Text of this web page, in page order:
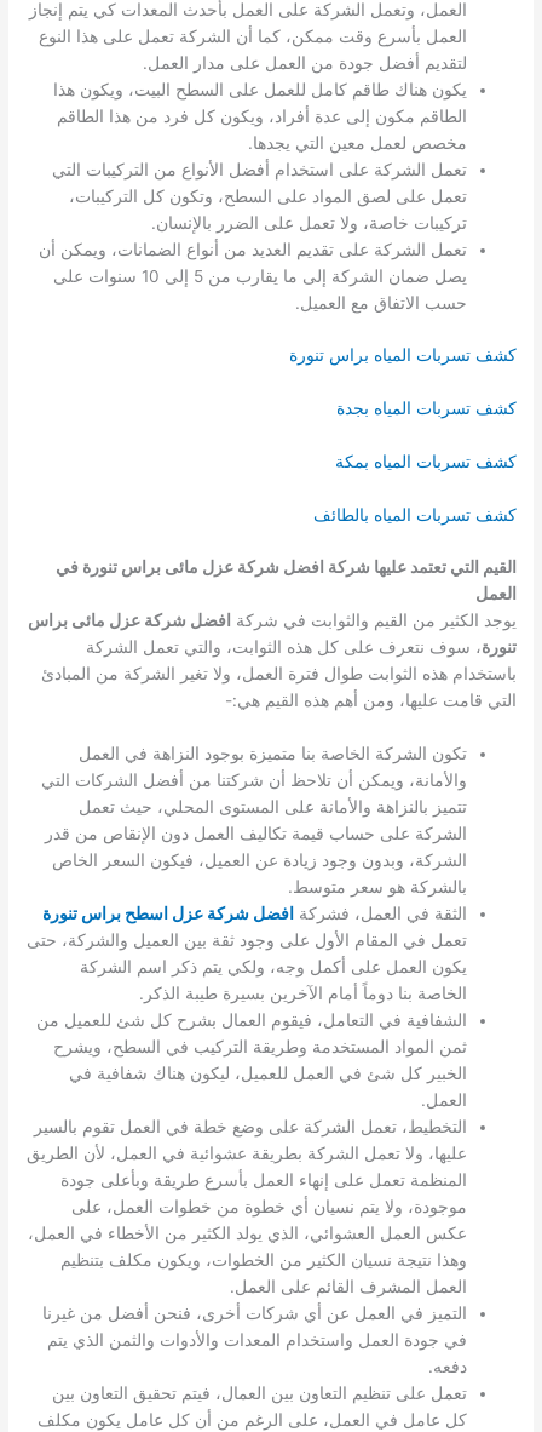
العمل، وتعمل الشركة على العمل بأحدث المعدات كي يتم إنجاز
العمل بأسرع وقت ممكن، كما أن الشركة تعمل على هذا النوع
لتقديم أفضل جودة من العمل على مدار العمل.
يكون هناك طاقم كامل للعمل على السطح البيت، ويكون هذا
الطاقم مكون إلى عدة أفراد، ويكون كل فرد من هذا الطاقم
مخصص لعمل معين التي يجدها.
تعمل الشركة على استخدام أفضل الأنواع من التركيبات التي
تعمل على لصق المواد على السطح، وتكون كل التركيبات،
تركيبات خاصة، ولا تعمل على الضرر بالإنسان.
تعمل الشركة على تقديم العديد من أنواع الضمانات، ويمكن أن
يصل ضمان الشركة إلى ما يقارب من 5 إلى 10 سنوات على
حسب الاتفاق مع العميل.
كشف تسربات المياه براس تنورة
كشف تسربات المياه بجدة
كشف تسربات المياه بمكة
كشف تسربات المياه بالطائف
القيم التي تعتمد عليها شركة افضل شركة عزل مائى براس تنورة في
العمل
يوجد الكثير من القيم والثوابت في شركة افضل شركة عزل مائى براس
تنورة، سوف نتعرف على كل هذه الثوابت، والتي تعمل الشركة
باستخدام هذه الثوابت طوال فترة العمل، ولا تغير الشركة من المبادئ
التي قامت عليها، ومن أهم هذه القيم هي:-
تكون الشركة الخاصة بنا متميزة بوجود النزاهة في العمل
والأمانة، ويمكن أن تلاحظ أن شركتنا من أفضل الشركات التي
تتميز بالنزاهة والأمانة على المستوى المحلي، حيث تعمل
الشركة على حساب قيمة تكاليف العمل دون الإنقاص من قدر
الشركة، وبدون وجود زيادة عن العميل، فيكون السعر الخاص
بالشركة هو سعر متوسط.
الثقة في العمل، فشركة افضل شركة عزل اسطح براس تنورة
تعمل في المقام الأول على وجود ثقة بين العميل والشركة، حتى
يكون العمل على أكمل وجه، ولكي يتم ذكر اسم الشركة
الخاصة بنا دوماً أمام الآخرين بسيرة طيبة الذكر.
الشفافية في التعامل، فيقوم العمال بشرح كل شئ للعميل من
ثمن المواد المستخدمة وطريقة التركيب في السطح، ويشرح
الخبير كل شئ في العمل للعميل، ليكون هناك شفافية في
العمل.
التخطيط، تعمل الشركة على وضع خطة في العمل تقوم بالسير
عليها، ولا تعمل الشركة بطريقة عشوائية في العمل، لأن الطريق
المنظمة تعمل على إنهاء العمل بأسرع طريقة وبأعلى جودة
موجودة، ولا يتم نسيان أي خطوة من خطوات العمل، على
عكس العمل العشوائي، الذي يولد الكثير من الأخطاء في العمل،
وهذا نتيجة نسيان الكثير من الخطوات، ويكون مكلف بتنظيم
العمل المشرف القائم على العمل.
التميز في العمل عن أي شركات أخرى، فنحن أفضل من غيرنا
في جودة العمل واستخدام المعدات والأدوات والثمن الذي يتم
دفعه.
تعمل على تنظيم التعاون بين العمال، فيتم تحقيق التعاون بين
كل عامل في العمل، على الرغم من أن كل عامل يكون مكلف